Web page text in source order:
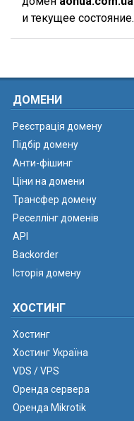
и текущее состояние.
ДОМЕНИ
Реєстрація домену
Підбір домену
Анти-фішинг
Ціни на домени
Трансфер домену
Реселлінг доменів
API
Backorder
Історія домену
ХОСТИНГ
Хостинг
Хостинг Україна
VDS / VPS
Оренда сервера
Оренда Mikrotik